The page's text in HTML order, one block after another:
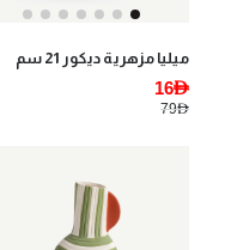
ميليا مزهرية ديكور 21 سم
16AED
79AED